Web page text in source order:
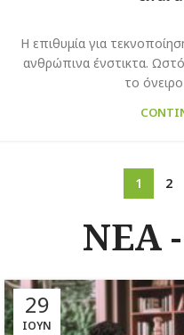
Η επιθυμία για
ανθρώπινα ένστικτα.
το
1 2
ΝΕΑ
29
ΙΟΎΝ